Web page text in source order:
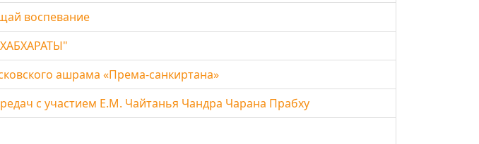
воспевание
ашрама «Према-санкиртана»
с участием Е.М. Чайтанья Чандра Чарана Прабху